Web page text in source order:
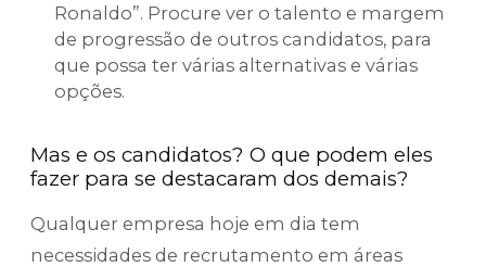
Ronaldo”. Procure ver o talento e margem
de progressão de outros candidatos, para
que possa ter várias alternativas e várias
opções.
Mas e os candidatos? O que podem eles
fazer para se destacaram dos demais?
Qualquer empresa hoje em dia tem
necessidades de recrutamento em áreas